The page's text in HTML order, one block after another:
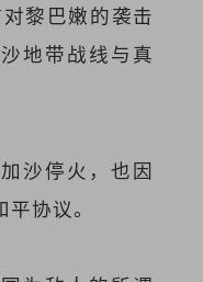
黎巴嫩的袭击
地带战线与真
沙停火，也因
协议。